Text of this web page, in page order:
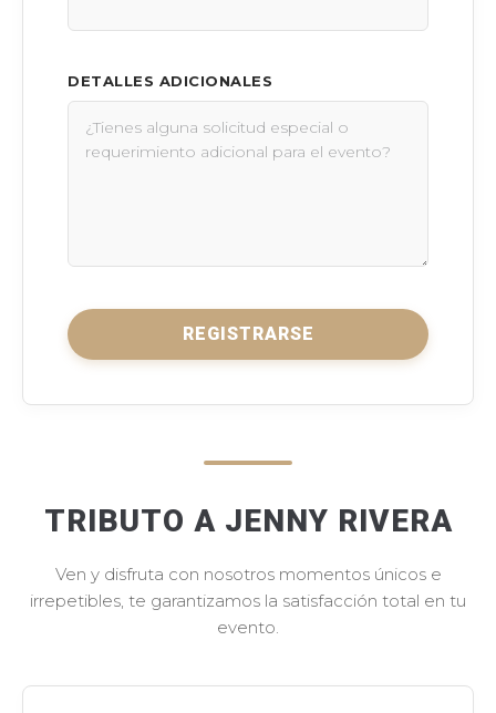
DETALLES ADICIONALES
REGISTRARSE
TRIBUTO A JENNY RIVERA
Ven y disfruta con nosotros momentos únicos e
irrepetibles, te garantizamos la satisfacción total en tu
evento.